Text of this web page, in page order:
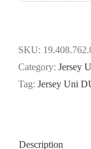
quantity
SKU:
Category: Jersey
Tag: Jersey Uni
Description